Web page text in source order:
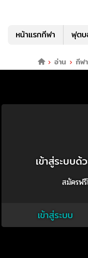
หน้าแรกกีฬา ฟุตบ
อ่าน กีฬา
เข้าสู่ระบบ
สมัครฟรี
เข้าสู่ระบบ